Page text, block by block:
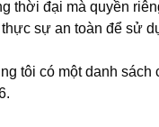
thời đại mà quyền
thực sự an toàn để sử
tôi có một danh sách